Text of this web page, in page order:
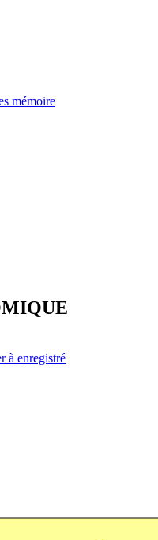
mémoire
à enregistré